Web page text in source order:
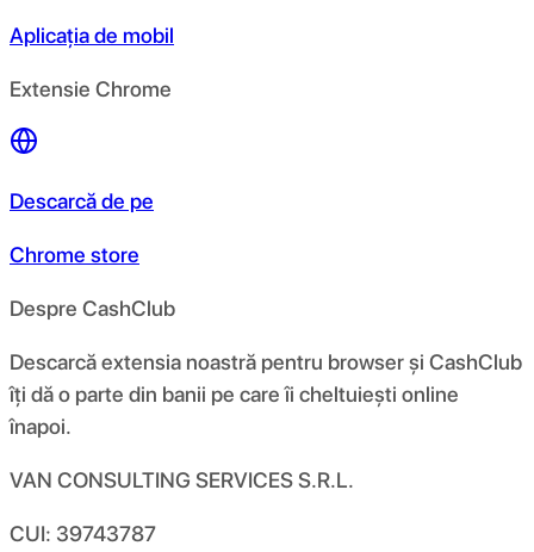
Aplicația de mobil
Extensie Chrome
Descarcă de pe
Chrome store
Despre CashClub
Descarcă extensia noastră pentru browser și CashClub
îți dă o parte din banii pe care îi cheltuiești online
înapoi.
VAN CONSULTING SERVICES S.R.L.
CUI: 39743787